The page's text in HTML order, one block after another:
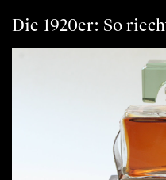
Die 1920er: So